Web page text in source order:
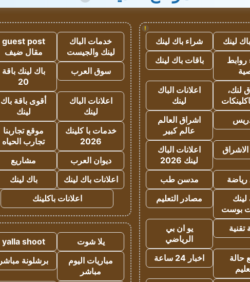
!
لينك
شراء باك لينك
روابط
باقات باك لينك
لنك،
اعلانات الباك
لينك
اشراق العالم
عالم كبير
اعلانات الباك
لينك 2026
رياضة
مدسن طب
لينك
بوست
مصادر التعليم
تقنية
يو ان بي
الرياضي
حالة
اخبار 24 ساعة
خدمات الباك
لينك والجيست
guest post
مقال ضيف
سوق العرب
باك لينك باقة
20
اعلانات الباك
لينك
أقوى باقة باك
لينك
خدمات با كلينك
2026
موقع تجاربنا
تجارب الحياه
ديوان العرب
مشاريع
اعلانات باك لينك
باك لينك
اعلانات باكلينك
يلا شوت
yalla shoot
مباريات اليوم
مباشر
برشلونة مباشر